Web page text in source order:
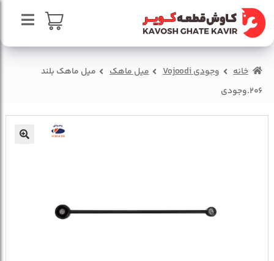
پرش
به
ناوبری
پرش
به
محتوا
صفحه اصلی
سبد خرید
درباره ما
خانه وجودی Vojoodi میل ماهک
میل ماهک بلند
206.وجودی